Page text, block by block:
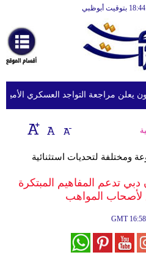
أخبارعاجلة
رياضة
ثقافة
إقتصاد
أزياء
يعلن مراجعة التواجد العسكري
ومختلفة لتحديات استثنائية
تدعم المفاهيم المبتكرة
لأصحاب المواهب
GMT